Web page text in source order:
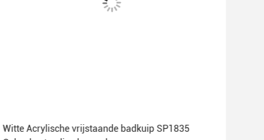
Witte Acrylische vrijstaande badkuip SP1835